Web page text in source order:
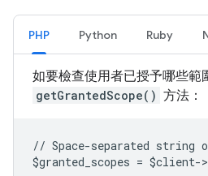
PHP Python Ruby
如要檢查使用者已授予哪些範
getGrantedScope() 方法：
// Space-separated
$granted_scopes = $client-